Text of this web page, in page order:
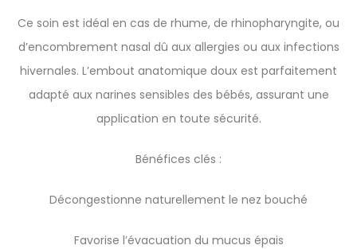
Ce soin est idéal en cas de rhume, de rhinopharyngite, ou
d’encombrement nasal dû aux allergies ou aux infections
hivernales. L’embout anatomique doux est parfaitement
adapté aux narines sensibles des bébés, assurant une
application en toute sécurité.
Bénéfices clés :
Décongestionne naturellement le nez bouché
Favorise l’évacuation du mucus épais